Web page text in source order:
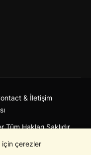
Hakları Saklıdır
& İletişim
için çerezler